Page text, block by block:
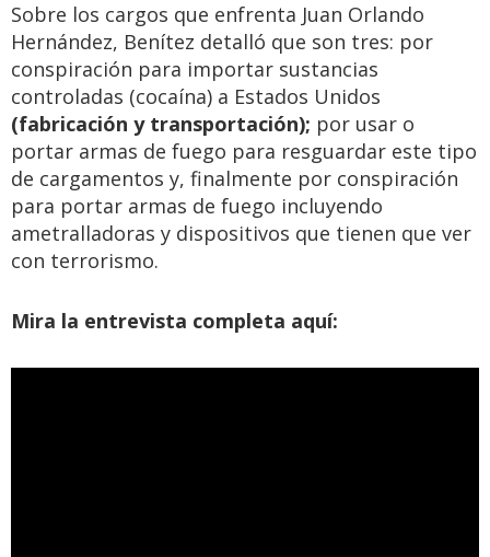
Sobre los cargos que enfrenta Juan Orlando
Hernández, Benítez detalló que son tres: por
conspiración para importar sustancias
controladas (cocaína) a Estados Unidos
(fabricación y transportación); por usar o
portar armas de fuego para resguardar este tipo
de cargamentos y, finalmente por conspiración
para portar armas de fuego incluyendo
ametralladoras y dispositivos que tienen que ver
con terrorismo.
Mira la entrevista completa aquí: